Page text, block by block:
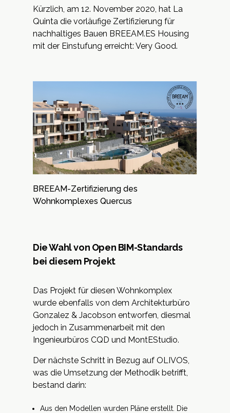
Kürzlich, am 12. November 2020, hat La
Quinta die vorläufige Zertifizierung für
nachhaltiges Bauen BREEAM.ES Housing
mit der Einstufung erreicht: Very Good.
BREEAM-Zertifizierung des
Wohnkomplexes Quercus
Die Wahl von Open BIM-Standards
bei diesem Projekt
Das Projekt für diesen Wohnkomplex
wurde ebenfalls von dem Architekturbüro
Gonzalez & Jacobson entworfen, diesmal
jedoch in Zusammenarbeit mit den
Ingenieurbüros CQD und MontEStudio.
Der nächste Schritt in Bezug auf OLIVOS,
was die Umsetzung der Methodik betrifft,
bestand darin:
Aus den Modellen wurden Pläne erstellt. Die